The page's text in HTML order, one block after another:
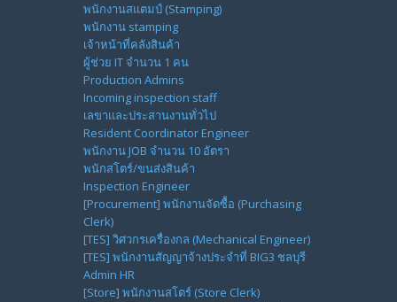
พนักงานสแตมป์ (Stamping)
พนักงาน stamping
เจ้าหน้าที่คลังสินค้า
ผู้ช่วย IT จำนวน 1 คน
Production Admins
Incoming inspection staff
เลขาและประสานงานทั่วไป
Resident Coordinator Engineer
พนักงาน JOB จำนวน 10 อัตรา
พนักสโตร์/ขนส่งสินค้า
Inspection Engineer
[Procurement] พนักงานจัดซื้อ (Purchasing
Clerk)
[TES] วิศวกรเครื่องกล (Mechanical Engineer)
[TES] พนักงานสัญญาจ้างประจำที่ BIG3 ชลบุรี
Admin HR
[Store] พนักงานสโตร์ (Store Clerk)